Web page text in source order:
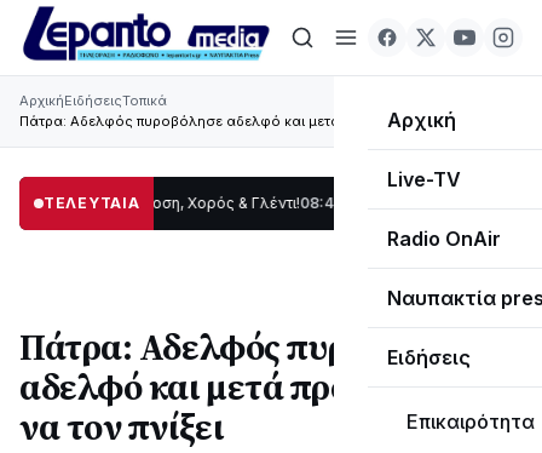
Αρχική
Live-TV
Radio OnAir
Ναυπακτία
Ειδήσεις
Επικαιρότητα
ΑρχικήΕιδήσειςΤοπικά
Πάτρα: Αδελφός πυροβόλησε αδελφό και μετά προσπάθησε να τον πνίξει
ΤΕΛΕΥΤΑΙΑ
Παράδοση, Χορός & Γλέντι!08:41 ΤΟ ΠΑΡΤΥ ΣΥΝΕΧΙΖΕΤΑΙ…
Πάτρα: Αδελφός πυροβόλησε
αδελφό και μετά προσπάθησε
να τον πνίξει